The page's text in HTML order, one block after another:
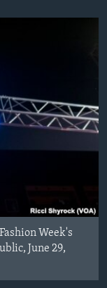
Week's
June 29,